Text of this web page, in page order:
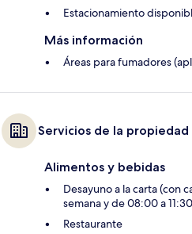
Estacionamiento
Más información
Áreas para fumadores
Servicios de la propiedad
Alimentos y bebidas
Desayuno a la carta (con
semana y de 08:00 a
Restaurante